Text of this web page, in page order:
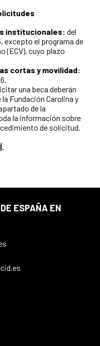
institucionales: del
excepto el programa de
(ECV), cuyo plazo
cortas y movilidad:
una beca deberán
Fundación Carolina y
de la
la información sobre
de solicitud.
.
ESPAÑA EN